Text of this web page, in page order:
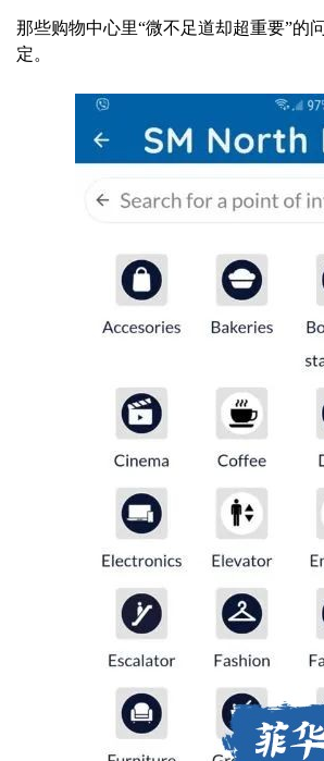
那些购物中心里“微不足道却超重要”的
定。